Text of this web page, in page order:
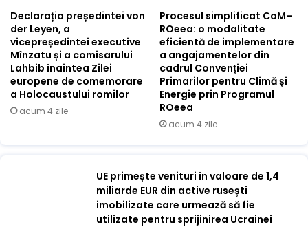
Declarația președintei von
der Leyen, a
vicepreședintei executive
Mînzatu și a comisarului
Lahbib înaintea Zilei
europene de comemorare
a Holocaustului romilor
acum 4 zile
Procesul simplificat CoM–
ROeea: o modalitate
eficientă de implementare
a angajamentelor din
cadrul Convenției
Primarilor pentru Climă și
Energie prin Programul
ROeea
acum 4 zile
UE primește venituri în valoare de 1,4
miliarde EUR din active rusești
imobilizate care urmează să fie
utilizate pentru sprijinirea Ucrainei